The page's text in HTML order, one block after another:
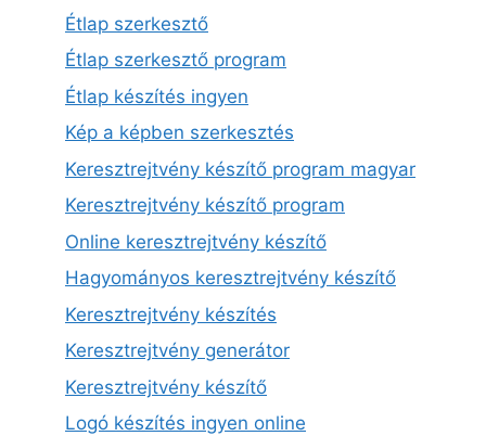
Étlap szerkesztő
Étlap szerkesztő program
Étlap készítés ingyen
Kép a képben szerkesztés
Keresztrejtvény készítő program magyar
Keresztrejtvény készítő program
Online keresztrejtvény készítő
Hagyományos keresztrejtvény készítő
Keresztrejtvény készítés
Keresztrejtvény generátor
Keresztrejtvény készítő
Logó készítés ingyen online